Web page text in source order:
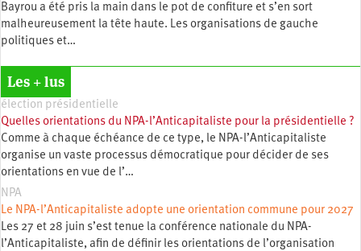
Bayrou a été pris la main dans le pot de confiture et s’en sort
malheureusement la tête haute. Les organisations de gauche
politiques et…
Les + lus
élection présidentielle
Quelles orientations du NPA-l’Anticapitaliste pour la présidentielle ?
Comme à chaque échéance de ce type, le NPA-l’Anticapitaliste
organise un vaste processus démocratique pour décider de ses
orientations en vue de l’…
NPA
Le NPA-l’Anticapitaliste adopte une orientation commune pour 2027
Les 27 et 28 juin s’est tenue la conférence nationale du NPA-
l’Anticapitaliste, afin de définir les orientations de l’organisation